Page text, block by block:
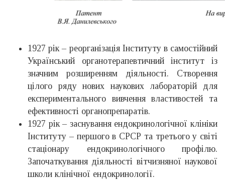
1927 рік – реорганізація Інституту в самостійний
Український органотерапевтичний інститут із
значним розширенням діяльності. Створення
цілого ряду нових наукових лабораторій для
експериментального вивчення властивостей та
ефективності органопрепаратів.
1927 рік – заснування ендокринологічної клініки
Інституту – першого в СРСР та третього у світі
стаціонару ендокринологічного профілю.
Започаткування діяльності вітчизняної наукової
школи клінічної ендокринології.